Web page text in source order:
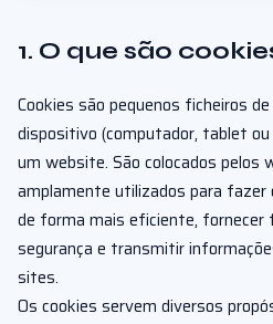
1. O que são
Cookies são pequenos ficheiros
dispositivo (computador, tablet
um website. São colocados pelos
amplamente utilizados para
de forma mais eficiente, fornecer
segurança e transmitir
sites.
Os cookies servem diversos